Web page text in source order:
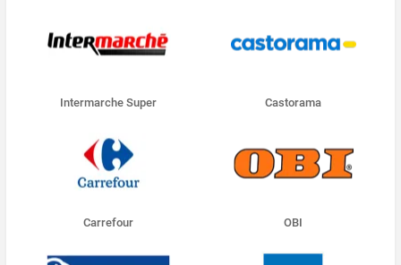
Intermarche Super Castorama
Carrefour OBI